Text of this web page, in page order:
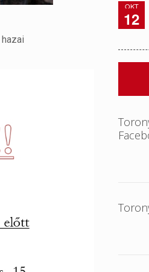
OKT
12